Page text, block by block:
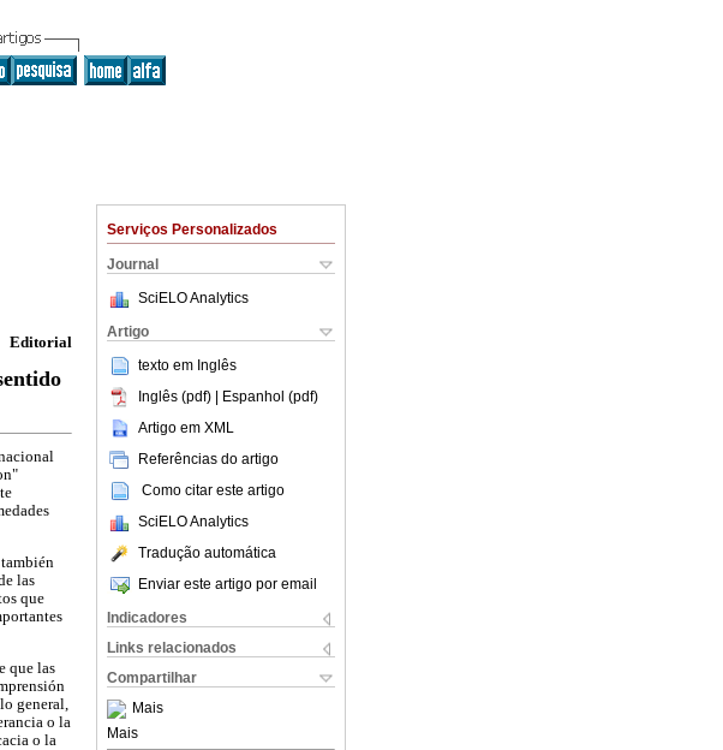
Serviços Personalizados
Journal
SciELO Analytics
Artigo
texto em Inglês
Inglês (pdf) | Espanhol (pdf)
Artigo em XML
Referências do artigo
Como citar este artigo
SciELO Analytics
Tradução automática
Enviar este artigo por email
Indicadores
Links relacionados
Compartilhar
Mais
Mais
Editorial
las
que
que las
general,
o la
o la